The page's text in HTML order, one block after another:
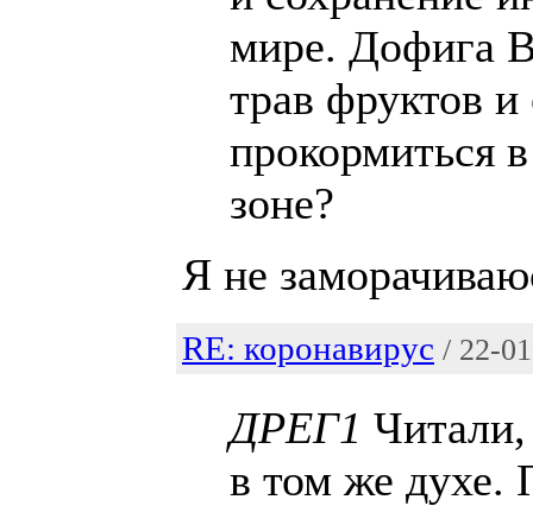
мире. Дофига
трав фруктов
прокормиться
зоне?
Я не
RE: коронавирус / 22-
ДРЕГ1
в том же духе.